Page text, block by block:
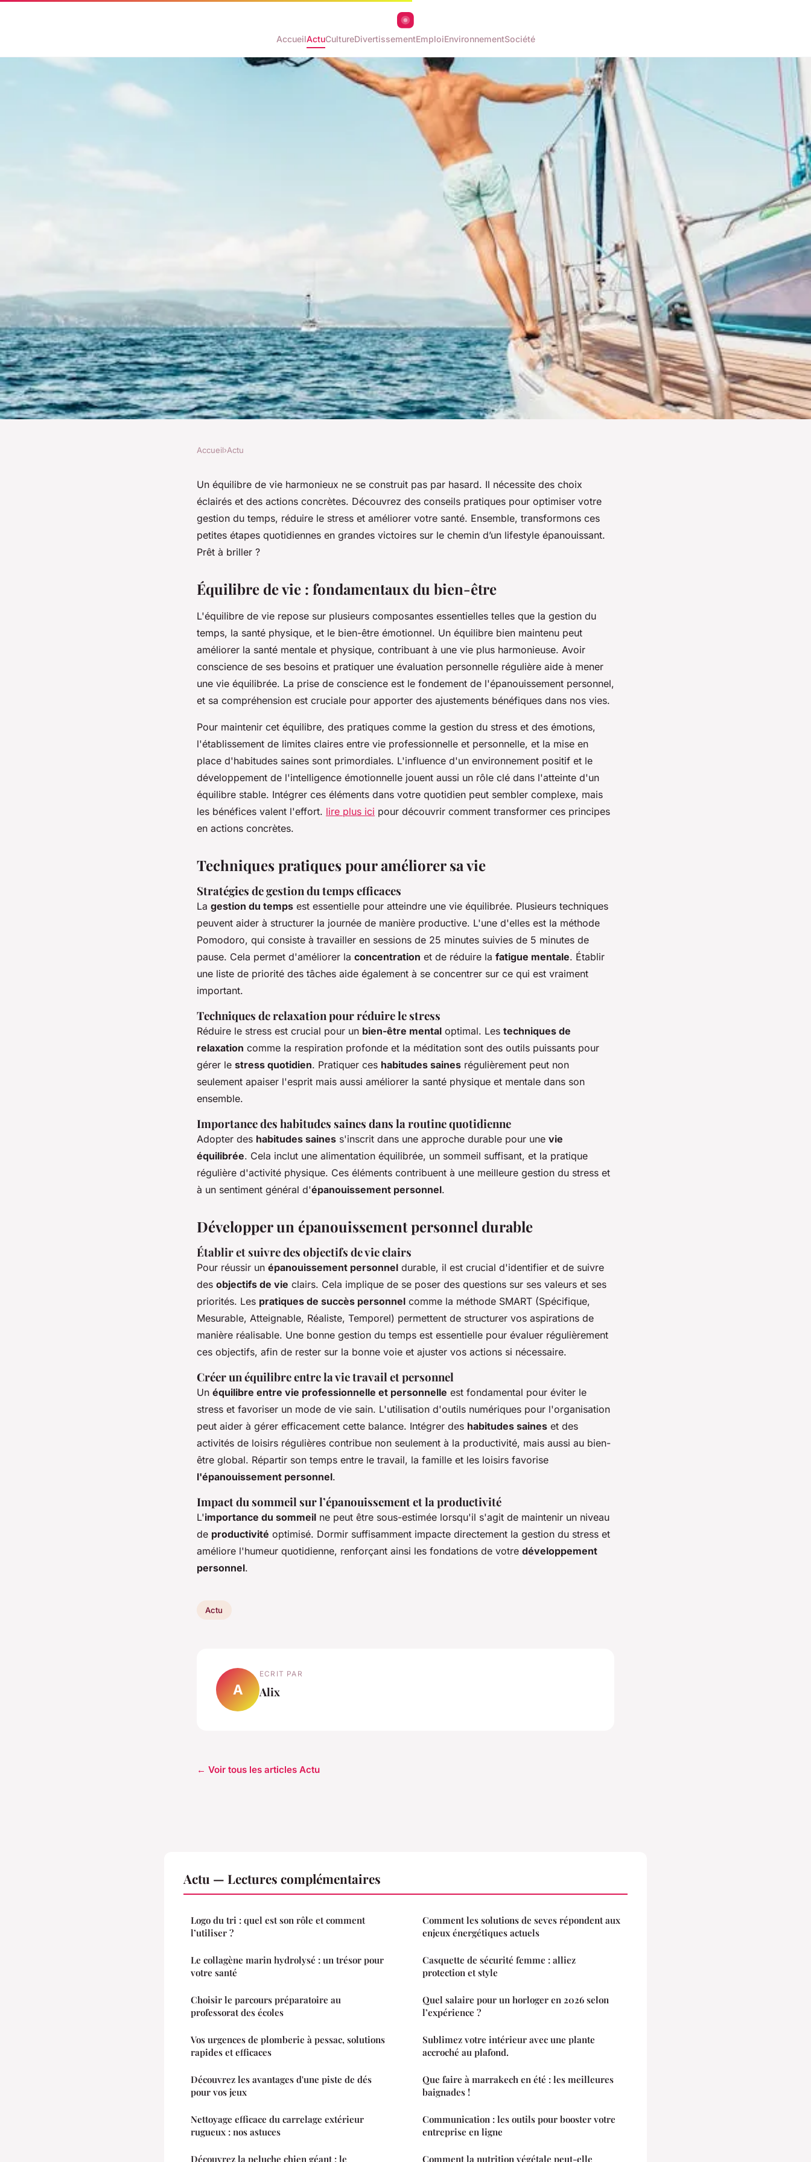
AccueilActuCultureDivertissementEmploiEnvironnementSociété
Équilibrez votre lifestyle : conseils
pratiques pour briller
Accueil›Actu
Un équilibre de vie harmonieux ne se construit pas par hasard. Il nécessite des choix
éclairés et des actions concrètes. Découvrez des conseils pratiques pour optimiser votre
gestion du temps, réduire le stress et améliorer votre santé. Ensemble, transformons ces
petites étapes quotidiennes en grandes victoires sur le chemin d’un lifestyle épanouissant.
Prêt à briller ?
Équilibre de vie : fondamentaux du bien-être
L'équilibre de vie repose sur plusieurs composantes essentielles telles que la gestion du
temps, la santé physique, et le bien-être émotionnel. Un équilibre bien maintenu peut
améliorer la santé mentale et physique, contribuant à une vie plus harmonieuse. Avoir
conscience de ses besoins et pratiquer une évaluation personnelle régulière aide à mener
une vie équilibrée. La prise de conscience est le fondement de l'épanouissement personnel,
et sa compréhension est cruciale pour apporter des ajustements bénéfiques dans nos vies.
Pour maintenir cet équilibre, des pratiques comme la gestion du stress et des émotions,
l'établissement de limites claires entre vie professionnelle et personnelle, et la mise en
place d'habitudes saines sont primordiales. L'influence d'un environnement positif et le
développement de l'intelligence émotionnelle jouent aussi un rôle clé dans l'atteinte d'un
équilibre stable. Intégrer ces éléments dans votre quotidien peut sembler complexe, mais
les bénéfices valent l'effort. lire plus ici pour découvrir comment transformer ces principes
en actions concrètes.
Techniques pratiques pour améliorer sa vie
Stratégies de gestion du temps efficaces
La gestion du temps est essentielle pour atteindre une vie équilibrée. Plusieurs techniques
peuvent aider à structurer la journée de manière productive. L'une d'elles est la méthode
Pomodoro, qui consiste à travailler en sessions de 25 minutes suivies de 5 minutes de
pause. Cela permet d'améliorer la concentration et de réduire la fatigue mentale. Établir
une liste de priorité des tâches aide également à se concentrer sur ce qui est vraiment
important.
Techniques de relaxation pour réduire le stress
Réduire le stress est crucial pour un bien-être mental optimal. Les techniques de
relaxation comme la respiration profonde et la méditation sont des outils puissants pour
gérer le stress quotidien. Pratiquer ces habitudes saines régulièrement peut non
seulement apaiser l'esprit mais aussi améliorer la santé physique et mentale dans son
ensemble.
Importance des habitudes saines dans la routine quotidienne
Adopter des habitudes saines s'inscrit dans une approche durable pour une vie
équilibrée. Cela inclut une alimentation équilibrée, un sommeil suffisant, et la pratique
régulière d'activité physique. Ces éléments contribuent à une meilleure gestion du stress et
à un sentiment général d'épanouissement personnel.
Développer un épanouissement personnel durable
Établir et suivre des objectifs de vie clairs
Pour réussir un épanouissement personnel durable, il est crucial d'identifier et de suivre
des objectifs de vie clairs. Cela implique de se poser des questions sur ses valeurs et ses
priorités. Les pratiques de succès personnel comme la méthode SMART (Spécifique,
Mesurable, Atteignable, Réaliste, Temporel) permettent de structurer vos aspirations de
manière réalisable. Une bonne gestion du temps est essentielle pour évaluer régulièrement
ces objectifs, afin de rester sur la bonne voie et ajuster vos actions si nécessaire.
Créer un équilibre entre la vie travail et personnel
Un équilibre entre vie professionnelle et personnelle est fondamental pour éviter le
stress et favoriser un mode de vie sain. L'utilisation d'outils numériques pour l'organisation
peut aider à gérer efficacement cette balance. Intégrer des habitudes saines et des
activités de loisirs régulières contribue non seulement à la productivité, mais aussi au bien-
être global. Répartir son temps entre le travail, la famille et les loisirs favorise
l'épanouissement personnel.
Impact du sommeil sur l’épanouissement et la productivité
L'importance du sommeil ne peut être sous-estimée lorsqu'il s'agit de maintenir un niveau
de productivité optimisé. Dormir suffisamment impacte directement la gestion du stress et
améliore l'humeur quotidienne, renforçant ainsi les fondations de votre développement
personnel.
Actu
A
ECRIT PAR
Alix
← Voir tous les articles Actu
Actu — Lectures complémentaires
Logo du tri : quel est son rôle et comment
l’utiliser ?
Le collagène marin hydrolysé : un trésor pour
votre santé
Choisir le parcours préparatoire au
professorat des écoles
Vos urgences de plomberie à pessac, solutions
rapides et efficaces
Découvrez les avantages d'une piste de dés
pour vos jeux
Nettoyage efficace du carrelage extérieur
rugueux : nos astuces
Découvrez la peluche chien géant : le
Comment les solutions de seves répondent aux
enjeux énergétiques actuels
Casquette de sécurité femme : alliez
protection et style
Quel salaire pour un horloger en 2026 selon
l’expérience ?
Sublimez votre intérieur avec une plante
accroché au plafond.
Que faire à marrakech en été : les meilleures
baignades !
Communication : les outils pour booster votre
entreprise en ligne
Comment la nutrition végétale peut-elle